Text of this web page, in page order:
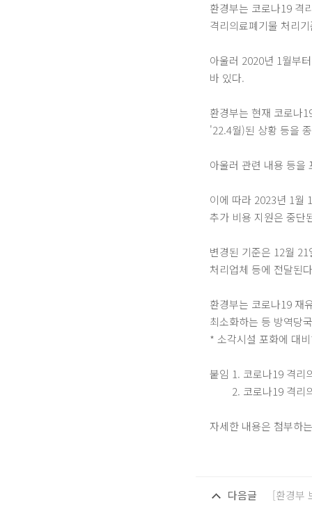
환경부는 코로나19 격
격리의료폐기물 처리
아울러 2020년 1월부
바 있다.
환경부는 현재 코로나
'22.4월)된 상황 등을
아울러 관련 내용 등을
이에 따라 2023년 1월
추가 비용 지원은 중단
변경된 기준은 12월
처리업체 등에 전달된
환경부는 코로나19 재
최소화하는 등 방역당
* 소각시설 포화에 대
붙임 1. 코로나19 격
2. 코로나19 격리의
자세한 내용은 첨부하
다음글 [환경부